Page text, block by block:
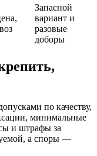
Запасной
вариант и
разовые
доборы
по качеству,
минимальные
и штрафы за
а споры —